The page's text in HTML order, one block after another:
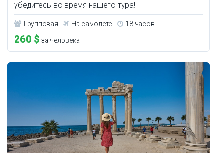
убедитесь во время нашего тура!
Групповая На самолёте 18 часов
260 $ за человека